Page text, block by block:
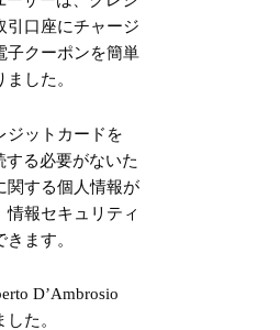
引口座にチャージ
子クーポンを簡単
した。
ジットカードを
る必要がないた
関する個人情報が
情報セキュリティ
ます。
D’Ambrosio
た。